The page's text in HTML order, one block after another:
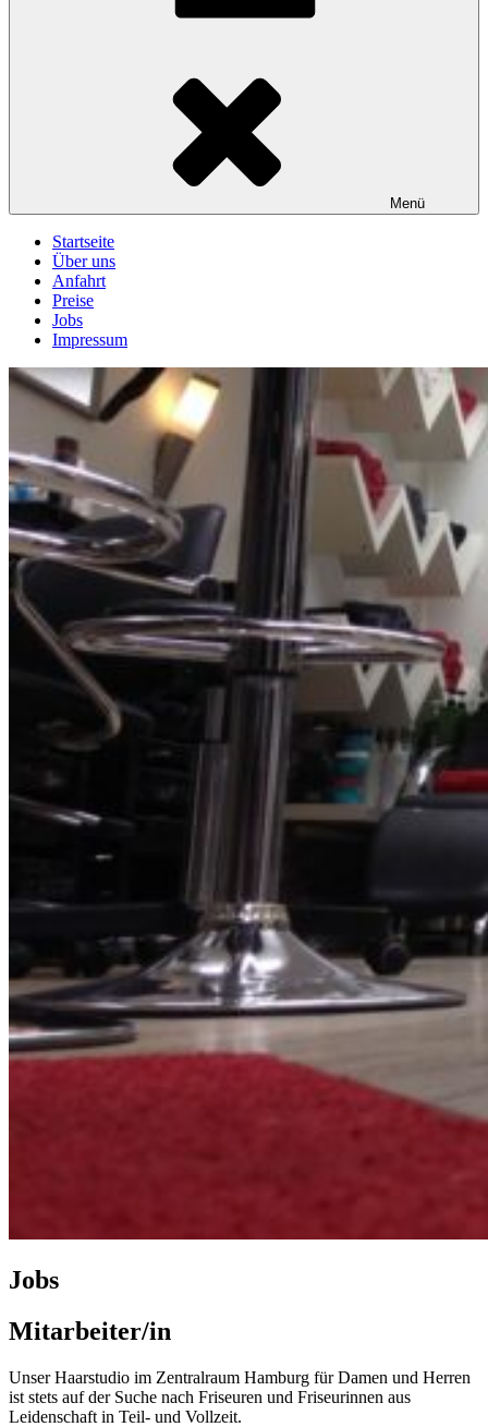
Menü
Startseite
Über uns
Anfahrt
Preise
Jobs
Impressum
Jobs
Mitarbeiter/in
Unser Haarstudio im Zentralraum Hamburg für Damen und Herren
ist stets auf der Suche nach Friseuren und Friseurinnen aus
Leidenschaft in Teil- und Vollzeit.